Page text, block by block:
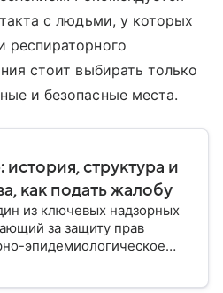
с людьми, у которых
респираторного
стоит выбирать только
и безопасные места.
структура и
как подать жалобу
из ключевых надзорных
за защиту прав
эпидемиологическое
и контроль соблюдения